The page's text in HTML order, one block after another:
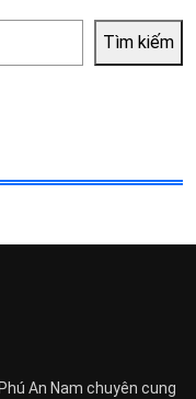
Tìm kiếm
An Nam chuyên cung